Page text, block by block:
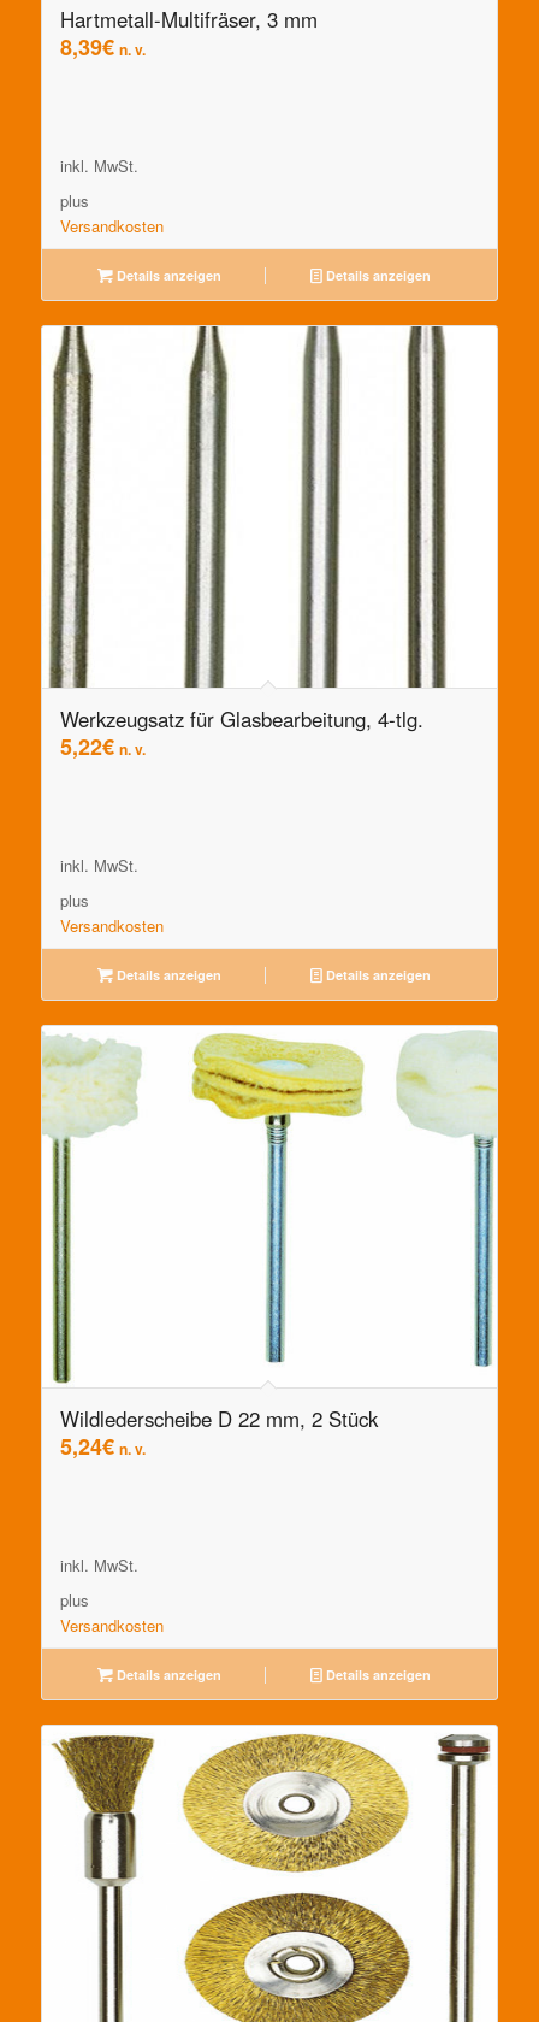
Hartmetall-Multifräser, 3 mm
8,39€ n. v.
inkl. MwSt.
plus
Versandkosten
Details anzeigen Details anzeigen
Werkzeugsatz für Glasbearbeitung, 4-tlg.
5,22€ n. v.
inkl. MwSt.
plus
Versandkosten
Details anzeigen Details anzeigen
Wildlederscheibe D 22 mm, 2 Stück
5,24€ n. v.
inkl. MwSt.
plus
Versandkosten
Details anzeigen Details anzeigen